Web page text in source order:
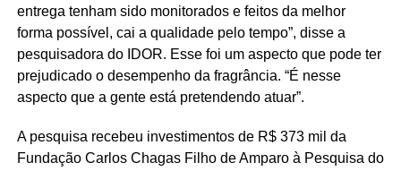
entrega tenham sido monitorados e feitos da melhor
forma possível, cai a qualidade pelo tempo”, disse a
pesquisadora do IDOR. Esse foi um aspecto que pode ter
prejudicado o desempenho da fragrância. “É nesse
aspecto que a gente está pretendendo atuar”.
A pesquisa recebeu investimentos de R$ 373 mil da
Fundação Carlos Chagas Filho de Amparo à Pesquisa do